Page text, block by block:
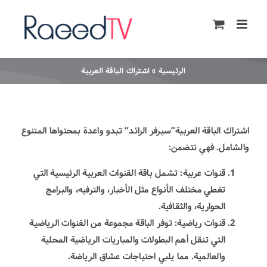
الرئيسية » اشتراك الباقة العربية
اشتراك الباقة العربية”سيرفر الرائد” تبدو واعدة بمحتواها المتنوع
والشامل. فهي تتضمن:
قنوات عربية: تشمل باقة القنوات العربية الرئيسية التي
تغطي مختلف الأنواع مثل الأخبار، والترفيه، والبرامج
الحوارية، والثقافية.
قنوات رياضية: توفر الباقة مجموعة من القنوات الرياضية
التي تنقل أهم البطولات والمباريات الرياضية المحلية
والعالمية. مما يلبي احتياجات عشاق الرياضة.